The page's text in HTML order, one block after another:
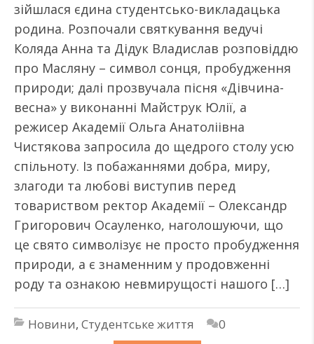
зійшлася єдина студентсько-викладацька
родина. Розпочали святкування ведучі
Коляда Анна та Дідук Владислав розповіддю
про Масляну – символ сонця, пробудження
природи; далі прозвучала пісня «Дівчина-
весна» у виконанні Майструк Юлії, а
режисер Академії Ольга Анатоліівна
Чистякова запросила до щедрого столу усю
спільноту. Із побажаннями добра, миру,
злагоди та любові виступив перед
товариством ректор Академії – Олександр
Григорович Осауленко, наголошуючи, що
це свято символізує не просто пробудження
природи, а є знаменним у продовженні
роду та ознакою невмирущості нашого […]
Новини, Студентське життя
0